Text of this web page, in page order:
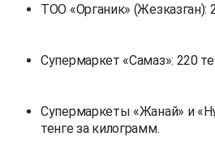
ТОО «Органик» (Жезказган):
Супермаркет «Самаз»: 220
Супермаркеты «Жанай» и
тенге за килограмм.